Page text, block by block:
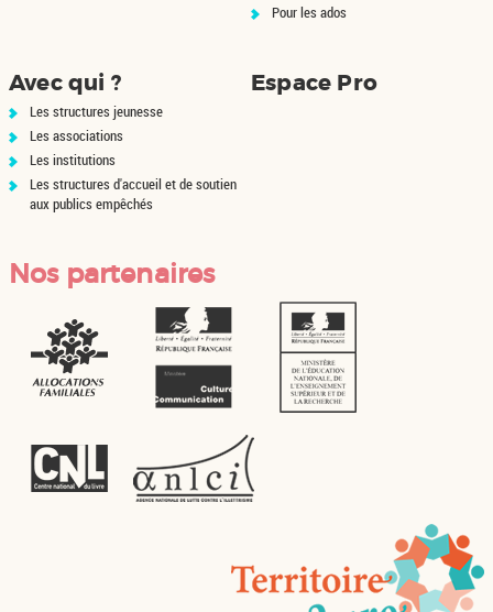
Pour les ados
Avec qui ?
Les structures jeunesse
Les associations
Les institutions
Les structures d'accueil et de soutien
aux publics empêchés
Espace Pro
Nos partenaires